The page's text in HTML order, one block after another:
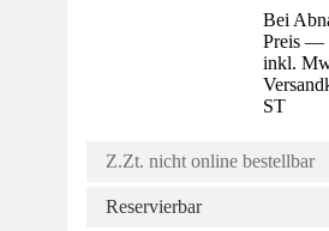
Bei
Preis —
inkl.
ST
Z.Zt. nicht online bestellbar
Reservierbar